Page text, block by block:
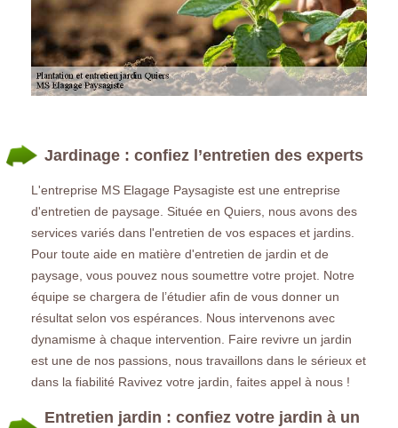
Jardinage : confiez l’entretien des experts
L'entreprise MS Elagage Paysagiste est une entreprise
d'entretien de paysage. Située en Quiers, nous avons des
services variés dans l'entretien de vos espaces et jardins.
Pour toute aide en matière d'entretien de jardin et de
paysage, vous pouvez nous soumettre votre projet. Notre
équipe se chargera de l’étudier afin de vous donner un
résultat selon vos espérances. Nous intervenons avec
dynamisme à chaque intervention. Faire revivre un jardin
est une de nos passions, nous travaillons dans le sérieux et
dans la fiabilité Ravivez votre jardin, faites appel à nous !
Entretien jardin : confiez votre jardin à un